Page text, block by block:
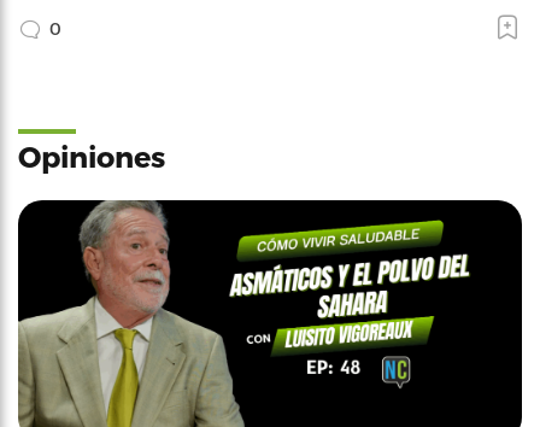
0
Opiniones